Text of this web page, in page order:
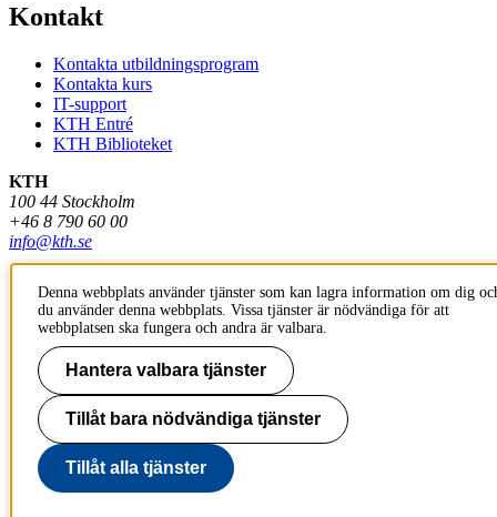
Kontakt
Kontakta utbildningsprogram
Kontakta kurs
IT-support
KTH Entré
KTH Biblioteket
KTH
100 44 Stockholm
+46 8 790 60 00
info@kth.se
Denna webbplats använder tjänster som kan lagra information om dig
du använder denna webbplats. Vissa tjänster är nödvändiga för att
webbplatsen ska fungera och andra är valbara.
Hantera valbara tjänster
Tillåt bara nödvändiga tjänster
Tillåt alla tjänster